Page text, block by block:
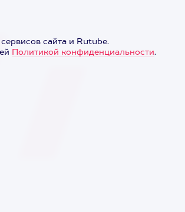
сайта и Rutube.
Политикой конфиденциальности.